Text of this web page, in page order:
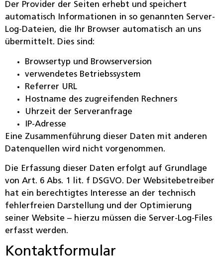
Der Provider der Seiten erhebt und speichert
automatisch Informationen in so genannten Server-
Log-Dateien, die Ihr Browser automatisch an uns
übermittelt. Dies sind:
Browsertyp und Browserversion
verwendetes Betriebssystem
Referrer URL
Hostname des zugreifenden Rechners
Uhrzeit der Serveranfrage
IP-Adresse
Eine Zusammenführung dieser Daten mit anderen
Datenquellen wird nicht vorgenommen.
Die Erfassung dieser Daten erfolgt auf Grundlage
von Art. 6 Abs. 1 lit. f DSGVO. Der Websitebetreiber
hat ein berechtigtes Interesse an der technisch
fehlerfreien Darstellung und der Optimierung
seiner Website – hierzu müssen die Server-Log-Files
erfasst werden.
Kontaktformular